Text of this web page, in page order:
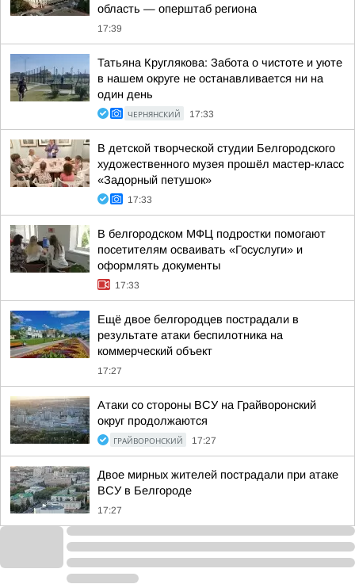
область — оперштаб региона
17:39
Татьяна Круглякова: Забота о чистоте и уюте
в нашем округе не останавливается ни на
один день
ЧЕРНЯНСКИЙ 17:33
В детской творческой студии Белгородского
художественного музея прошёл мастер-класс
«Задорный петушок»
17:33
В белгородском МФЦ подростки помогают
посетителям осваивать «Госуслуги» и
оформлять документы
17:33
Ещё двое белгородцев пострадали в
результате атаки беспилотника на
коммерческий объект
17:27
Атаки со стороны ВСУ на Грайворонский
округ продолжаются
ГРАЙВОРОНСКИЙ 17:27
Двое мирных жителей пострадали при атаке
ВСУ в Белгороде
17:27